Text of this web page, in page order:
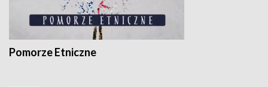
Pomorze Etniczne